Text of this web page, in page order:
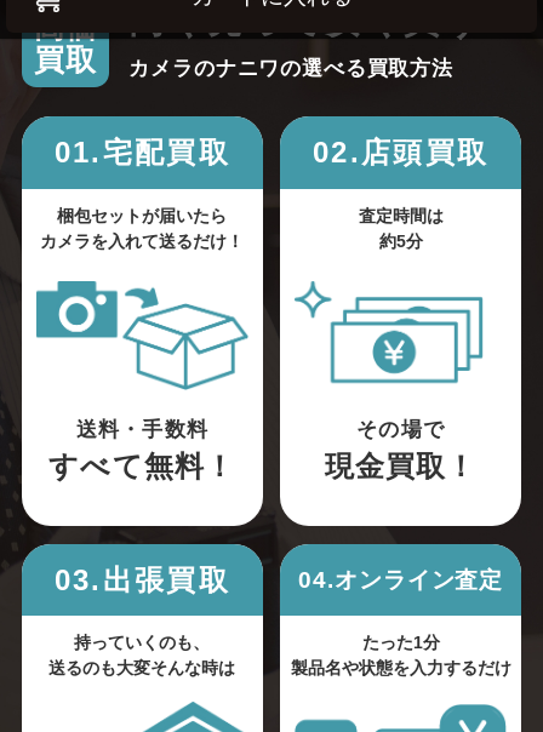
高価
買取
カメラのナニワの選べる買取方法
01.宅配買取
梱包セットが届いたら
カメラを入れて送るだけ！
送料・手数料
すべて無料！
02.店頭買取
査定時間は
約5分
その場で
現金買取！
03.出張買取
持っていくのも、
送るのも大変そんな時は
04.オンライン査定
たった1分
製品名や状態を入力するだけ